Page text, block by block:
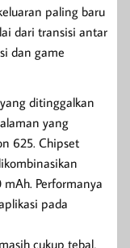
paling baru
dari transisi antar
dan game
ditinggalkan
yang
625. Chipset
Performanya
pada
cukup tebal,